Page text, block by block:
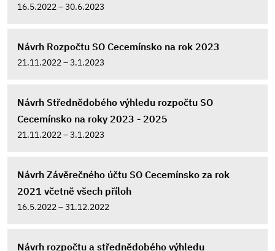
16.5.2022 – 30.6.2023
Návrh Rozpočtu SO Cecemínsko na rok 2023
21.11.2022 – 3.1.2023
Návrh Střednědobého výhledu rozpočtu SO
Cecemínsko na roky 2023 - 2025
21.11.2022 – 3.1.2023
Návrh Závěrečného účtu SO Cecemínsko za rok
2021 včetně všech příloh
16.5.2022 – 31.12.2022
Návrh rozpočtu a střednědobého výhledu